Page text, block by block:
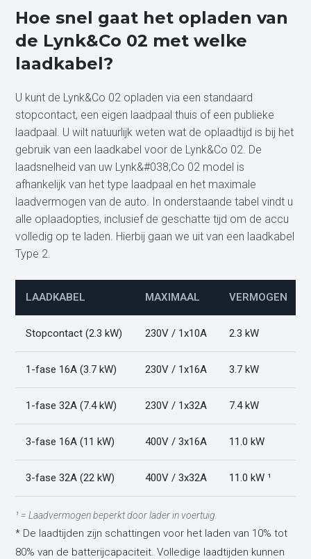
Hoe snel gaat het opladen van
de Lynk&Co 02 met welke
laadkabel?
U kunt de Lynk&Co 02 opladen via een standaard
stopcontact, een eigen laadpaal thuis of een publieke
laadpaal. U wilt natuurlijk weten wat de oplaadtijd is bij het
gebruik van een laadkabel voor de Lynk&Co 02. De
laadsnelheid van uw Lynk&#038;Co 02 model is
afhankelijk van het type laadpaal en het maximale
laadvermogen van de auto. In onderstaande tabel vindt u
alle oplaadopties, inclusief de geschatte tijd om de accu
volledig op te laden. Hierbij gaan we uit van een laadkabel
Type 2.
LAADKABEL MAXIMAAL VERMOGEN
Stopcontact (2.3 kW) 230V / 1x10A 2.3 kW
1-fase 16A (3.7 kW) 230V / 1x16A 3.7 kW
1-fase 32A (7.4 kW) 230V / 1x32A 7.4 kW
3-fase 16A (11 kW) 400V / 3x16A 11.0 kW
3-fase 32A (22 kW) 400V / 3x32A 11.0 kW ¹
¹ = Laadvermogen beperkt door lader in voertuig.
* De laadtijden zijn schattingen voor het laden van 10% tot
80% van de batterijcapaciteit. Volledige laadtijden kunnen